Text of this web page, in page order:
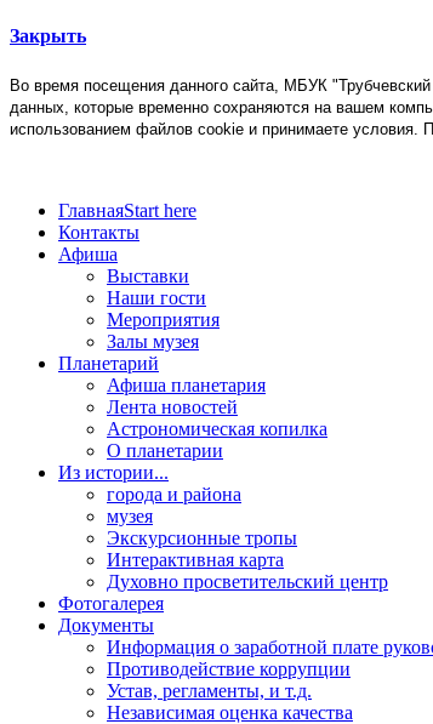
Закрыть
Во время посещения данного сайта, МБУК
данных, которые временно сохраняются на вашем
использованием файлов cookie и принимаете условия.
ГлавнаяStart here
Контакты
Афиша
Выставки
Наши гости
Мероприятия
Залы музея
Планетарий
Афиша планетария
Лента новостей
Астрономическая копилка
О планетарии
Из истории...
города и района
музея
Экскурсионные тропы
Интерактивная карта
Духовно просветительский центр
Фотогалерея
Документы
Информация о заработной плате
Противодействие коррупции
Устав, регламенты, и т.д.
Независимая оценка качества